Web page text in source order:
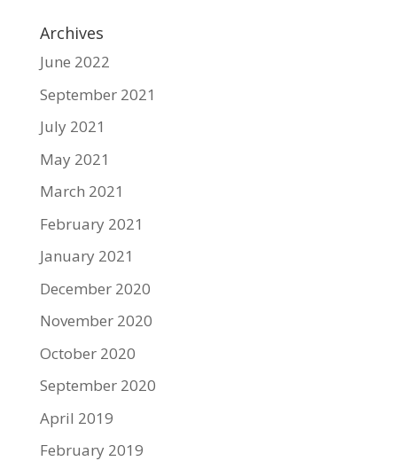
Archives
June 2022
September 2021
July 2021
May 2021
March 2021
February 2021
January 2021
December 2020
November 2020
October 2020
September 2020
April 2019
February 2019